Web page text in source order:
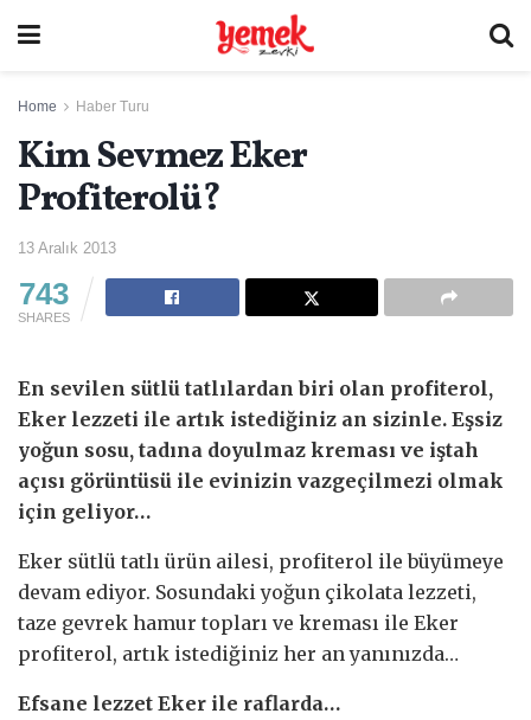
Home Haber Turu
Kim Sevmez Eker
Profiterolü?
13 Aralık 2013
743
SHARES
En sevilen sütlü tatlılardan biri olan profiterol,
Eker lezzeti ile artık istediğiniz an sizinle. Eşsiz
yoğun sosu, tadına doyulmaz kreması ve iştah
açısı görüntüsü ile evinizin vazgeçilmezi olmak
için geliyor…
Eker sütlü tatlı ürün ailesi, profiterol ile büyümeye
devam ediyor. Sosundaki yoğun çikolata lezzeti,
taze gevrek hamur topları ve kreması ile Eker
profiterol, artık istediğiniz her an yanınızda…
Efsane lezzet Eker ile raflarda…